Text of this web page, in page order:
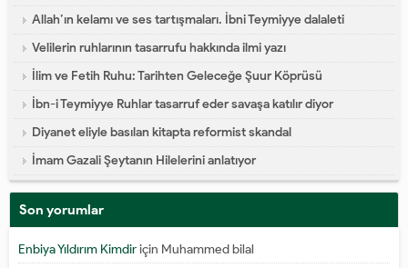
Allah’ın kelamı ve ses tartışmaları. İbni Teymiyye dalaleti
Velilerin ruhlarının tasarrufu hakkında ilmi yazı
İlim ve Fetih Ruhu: Tarihten Geleceğe Şuur Köprüsü
İbn-i Teymiyye Ruhlar tasarruf eder savaşa katılır diyor
Diyanet eliyle basılan kitapta reformist skandal
İmam Gazali Şeytanın Hilelerini anlatıyor
Son yorumlar
Enbiya Yıldırım Kimdiriçin Muhammed bilal